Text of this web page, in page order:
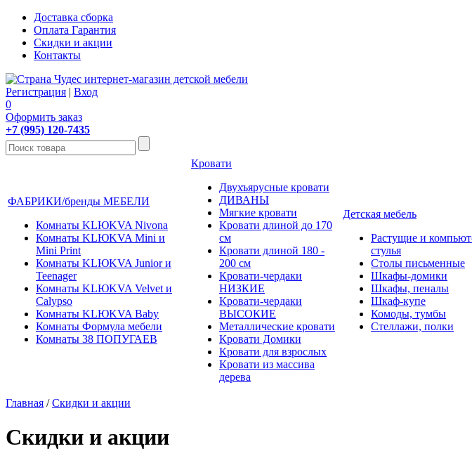
Доставка сборка
Оплата Гарантия
Скидки и акции
Контакты
Регистрация | Вход
0
Оформить заказ
+7 (995) 120-7435
ФАБРИКИ/бренды МЕБЕЛИ
Комнаты KLЮKVA Nivona
Комнаты KLЮKVA Mini и
Mini Print
Комнаты KLЮKVA Junior и
Teenager
Комнаты KLЮKVA Velvet и
Calypso
Комнаты KLЮKVA Baby
Комнаты Формула мебели
Комнаты 38 ПОПУГАЕВ
Кровати
Двухъярусные кровати
ДИВАНЫ
Мягкие кровати
Кровати длиной до 170
см
Кровати длиной 180 -
200 см
Кровати-чердаки
НИЗКИЕ
Кровати-чердаки
ВЫСОКИЕ
Металлические кровати
Кровати Домики
Кровати для взрослых
Кровати из массива
дерева
Детская мебель
Растущие и
стулья
Столы письменные
Шкафы-домики
Шкафы, пеналы
Шкаф-купе
Комоды, тумбы
Стеллажи, полки
Главная /Скидки и акции
Скидки и акции